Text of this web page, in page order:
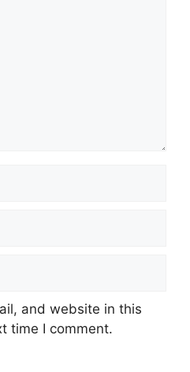
and website in this
time I comment.